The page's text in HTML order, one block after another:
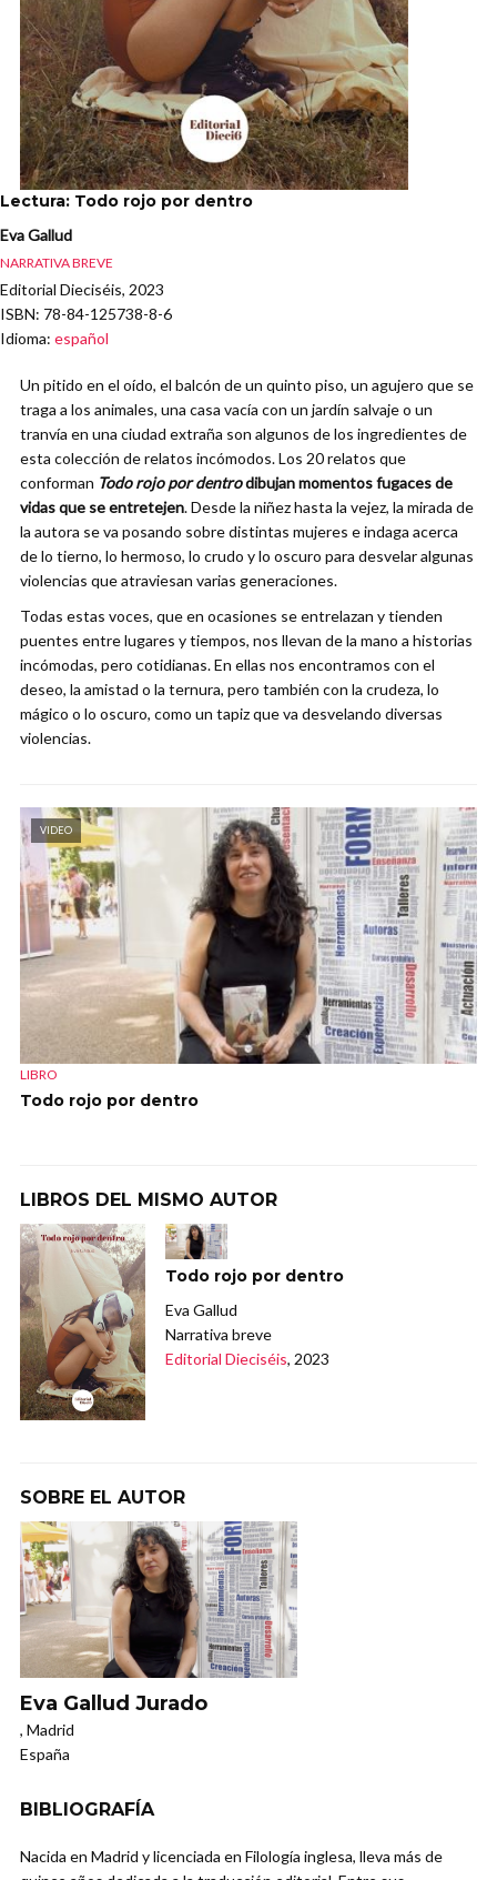
Lectura: Todo rojo por dentro
Eva Gallud
NARRATIVA BREVE
Editorial Dieciséis, 2023
ISBN: 78-84-125738-8-6
Idioma: español
Un pitido en el oído, el balcón de un quinto piso, un agujero que se
traga a los animales, una casa vacía con un jardín salvaje o un
tranvía en una ciudad extraña son algunos de los ingredientes de
esta colección de relatos incómodos. Los 20 relatos que
conforman Todo rojo por dentrodibujan momentos fugaces de
vidas que se entretejen. Desde la niñez hasta la vejez, la mirada de
la autora se va posando sobre distintas mujeres e indaga acerca
de lo tierno, lo hermoso, lo crudo y lo oscuro para desvelar algunas
violencias que atraviesan varias generaciones.
Todas estas voces, que en ocasiones se entrelazan y tienden
puentes entre lugares y tiempos, nos llevan de la mano a historias
incómodas, pero cotidianas. En ellas nos encontramos con el
deseo, la amistad o la ternura, pero también con la crudeza, lo
mágico o lo oscuro, como un tapiz que va desvelando diversas
violencias.
VIDEO
LIBRO
Todo rojo por dentro
LIBROS DEL MISMO AUTOR
Todo rojo por dentro
Eva Gallud
Narrativa breve
Editorial Dieciséis, 2023
SOBRE EL AUTOR
Eva Gallud Jurado
, Madrid
España
BIBLIOGRAFÍA
Nacida en Madrid y licenciada en Filología inglesa, lleva más de